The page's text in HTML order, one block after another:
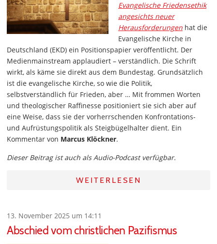
Evangelische Friedensethik
angesichts neuer
Herausforderungen hat die
Evangelische Kirche in
Deutschland (EKD) ein Positionspapier veröffentlicht. Der
Medienmainstream applaudiert – verständlich. Die Schrift
wirkt, als käme sie direkt aus dem Bundestag. Grundsätzlich
ist die evangelische Kirche, so wie die Politik,
selbstverständlich für Frieden, aber … Mit frommen Worten
und theologischer Raffinesse positioniert sie sich aber auf
eine Weise, dass sie der vorherrschenden Konfrontations-
und Aufrüstungspolitik als Steigbügelhalter dient. Ein
Kommentar von Marcus Klöckner.
Dieser Beitrag ist auch als Audio-Podcast verfügbar.
WEITERLESEN
13. November 2025 um 14:11
Abschied vom christlichen Pazifismus